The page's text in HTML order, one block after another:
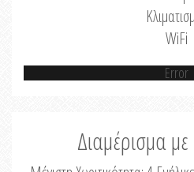
WiFi
Error
Διαμέρισμα